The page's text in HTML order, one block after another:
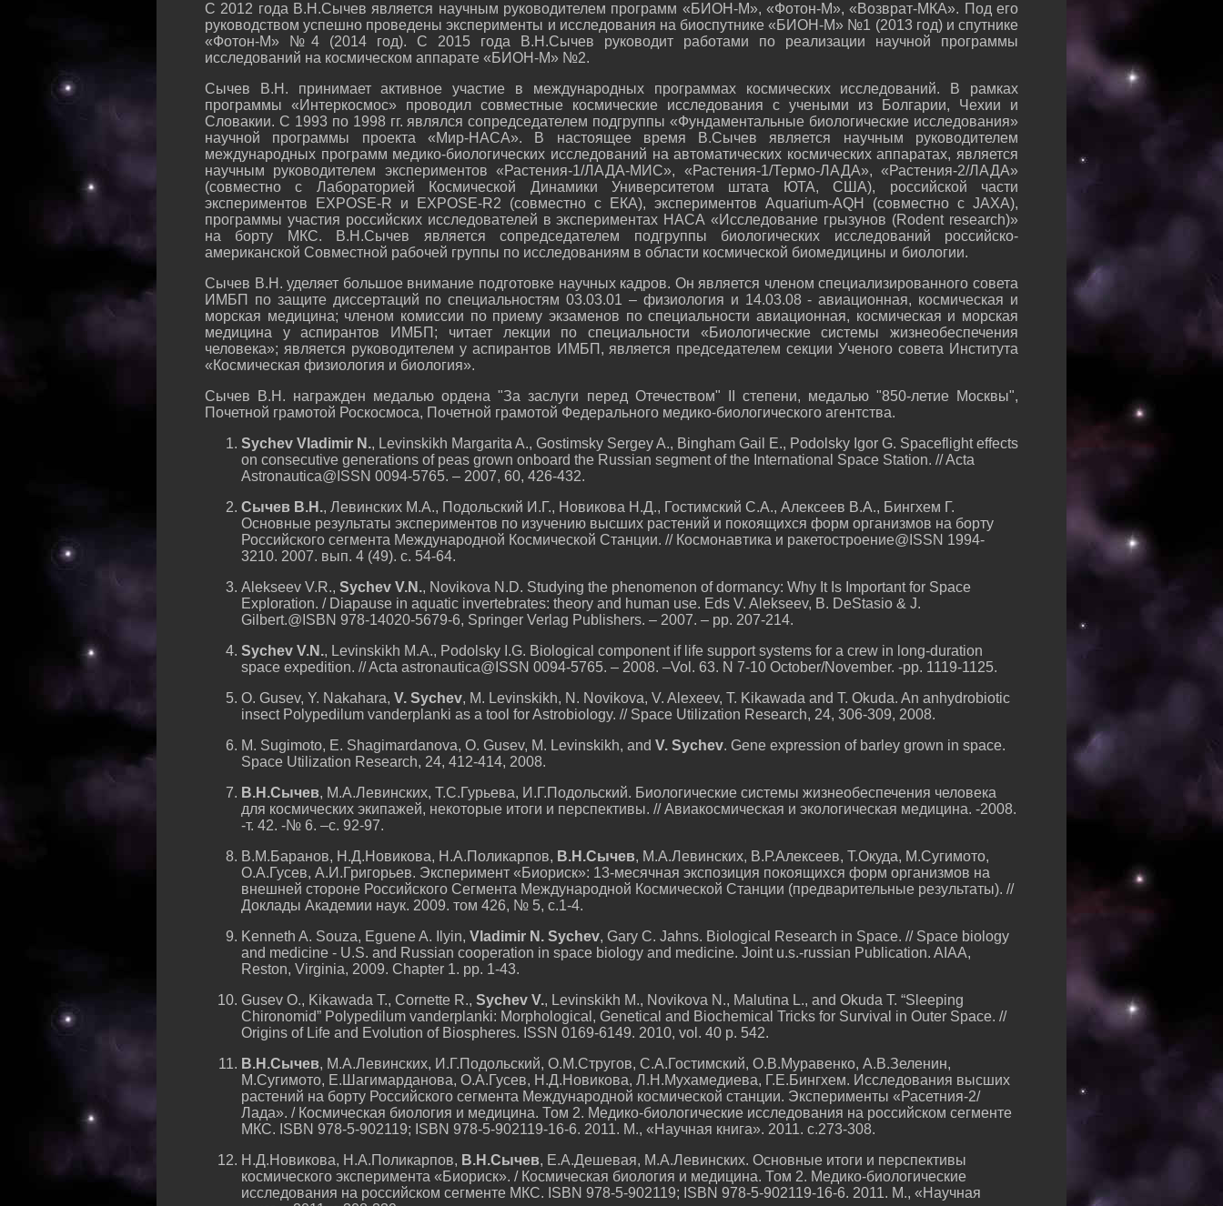
С 2012 года В.Н.Сычев является научным руководителем программ «БИОН-М», «Фотон-М», «Возврат-МКА». Под его
руководством успешно проведены эксперименты и исследования на биоспутнике «БИОН-М» №1 (2013 год) и спутнике
«Фотон-М» №4 (2014 год). С 2015 года В.Н.Сычев руководит работами по реализации научной программы
исследований на космическом аппарате «БИОН-М» №2.
Сычев В.Н. принимает активное участие в международных программах космических исследований. В рамках
программы «Интеркосмос» проводил совместные космические исследования с учеными из Болгарии, Чехии и
Словакии. С 1993 по 1998 гг. являлся сопредседателем подгруппы «Фундаментальные биологические исследования»
научной программы проекта «Мир-НАСА». В настоящее время В.Сычев является научным руководителем
международных программ медико-биологических исследований на автоматических космических аппаратах, является
научным руководителем экспериментов «Растения-1/ЛАДА-МИС», «Растения-1/Термо-ЛАДА», «Растения-2/ЛАДА»
(совместно с Лабораторией Космической Динамики Университетом штата ЮТА, США), российской части
экспериментов EXPOSE-R и EXPOSE-R2 (совместно с ЕКА), экспериментов Aquarium-AQH (совместно с JAXA),
программы участия российских исследователей в экспериментах НАСА «Исследование грызунов (Rodent research)»
на борту МКС. В.Н.Сычев является сопредседателем подгруппы биологических исследований российско-
американской Совместной рабочей группы по исследованиям в области космической биомедицины и биологии.
Сычев В.Н. уделяет большое внимание подготовке научных кадров. Он является членом специализированного совета
ИМБП по защите диссертаций по специальностям 03.03.01 – физиология и 14.03.08 - авиационная, космическая и
морская медицина; членом комиссии по приему экзаменов по специальности авиационная, космическая и морская
медицина у аспирантов ИМБП; читает лекции по специальности «Биологические системы жизнеобеспечения
человека»; является руководителем у аспирантов ИМБП, является председателем секции Ученого совета Института
«Космическая физиология и биология».
Сычев В.Н. награжден медалью ордена "За заслуги перед Отечеством" II степени, медалью "850-летие Москвы",
Почетной грамотой Роскосмоса, Почетной грамотой Федерального медико-биологического агентства.
Sychev Vladimir N., Levinskikh Margarita A., Gostimsky Sergey A., Bingham Gail E., Podolsky Igor G. Spaceflight effects
on consecutive generations of peas grown onboard the Russian segment of the International Space Station. // Acta
Astronautica@ISSN 0094-5765. – 2007, 60, 426-432.
Сычев В.Н., Левинских М.А., Подольский И.Г., Новикова Н.Д., Гостимский С.А., Алексеев В.А., Бингхем Г.
Основные результаты экспериментов по изучению высших растений и покоящихся форм организмов на борту
Российского сегмента Международной Космической Станции. // Космонавтика и ракетостроение@ISSN 1994-
3210. 2007. вып. 4 (49). c. 54-64.
Alekseev V.R., Sychev V.N., Novikova N.D. Studying the phenomenon of dormancy: Why It Is Important for Space
Exploration. / Diapause in aquatic invertebrates: theory and human use. Eds V. Alekseev, B. DeStasio & J.
Gilbert.@ISBN 978-14020-5679-6, Springer Verlag Publishers. – 2007. – pp. 207-214.
Sychev V.N., Levinskikh M.A., Podolsky I.G. Biological component if life support systems for a crew in long-duration
space expedition. // Acta astronautica@ISSN 0094-5765. – 2008. –Vol. 63. N 7-10 October/November. -pp. 1119-1125.
О. Gusev, Y. Nakahara, V. Sychev, M. Levinskikh, N. Novikova, V. Alexeev, T. Kikawada and T. Okuda. An anhydrobiotic
insect Polypedilum vanderplanki as a tool for Astrobiology. // Space Utilization Research, 24, 306-309, 2008.
M. Sugimoto, E. Shagimardanova, O. Gusev, M. Levinskikh, and V. Sychev. Gene expression of barley grown in space.
Space Utilization Research, 24, 412-414, 2008.
В.Н.Сычев, М.А.Левинских, Т.С.Гурьева, И.Г.Подольский. Биологические системы жизнеобеспечения человека
для космических экипажей, некоторые итоги и перспективы. // Авиакосмическая и экологическая медицина. -2008.
-т. 42. -№ 6. –с. 92-97.
В.М.Баранов, Н.Д.Новикова, Н.А.Поликарпов, В.Н.Сычев, М.А.Левинских, В.Р.Алексеев, Т.Окуда, М.Сугимото,
О.А.Гусев, А.И.Григорьев. Эксперимент «Биориск»: 13-месячная экспозиция покоящихся форм организмов на
внешней стороне Российского Сегмента Международной Космической Станции (предварительные результаты). //
Доклады Академии наук. 2009. том 426, № 5, с.1-4.
Kenneth A. Souza, Eguene A. Ilyin, Vladimir N. Sychev, Gary C. Jahns. Biological Research in Space. // Space biology
and medicine - U.S. and Russian cooperation in space biology and medicine. Joint u.s.-russian Publication. AIAA,
Reston, Virginia, 2009. Chapter 1. рр. 1-43.
Gusev O., Kikawada T., Cornette R., Sychev V., Levinskikh M., Novikova N., Malutina L., and Okuda T. “Sleeping
Chironomid” Polypedilum vanderplanki: Morphological, Genetical and Biochemical Tricks for Survival in Outer Space. //
Origins of Life and Evolution of Biospheres. ISSN 0169-6149. 2010, vol. 40 p. 542.
В.Н.Сычев, М.А.Левинских, И.Г.Подольский, О.М.Стругов, С.А.Гостимский, О.В.Муравенко, А.В.Зеленин,
М.Сугимото, Е.Шагимарданова, О.А.Гусев, Н.Д.Новикова, Л.Н.Мухамедиева, Г.Е.Бингхем. Исследования высших
растений на борту Российского сегмента Международной космической станции. Эксперименты «Расетния-2/
Лада». / Космическая биология и медицина. Том 2. Медико-биологические исследования на российском сегменте
МКС. ISBN 978-5-902119; ISBN 978-5-902119-16-6. 2011. М., «Научная книга». 2011. с.273-308.
Н.Д.Новикова, Н.А.Поликарпов, В.Н.Сычев, Е.А.Дешевая, М.А.Левинских. Основные итоги и перспективы
космического эксперимента «Биориск». / Космическая биология и медицина. Том 2. Медико-биологические
исследования на российском сегменте МКС. ISBN 978-5-902119; ISBN 978-5-902119-16-6. 2011. М., «Научная